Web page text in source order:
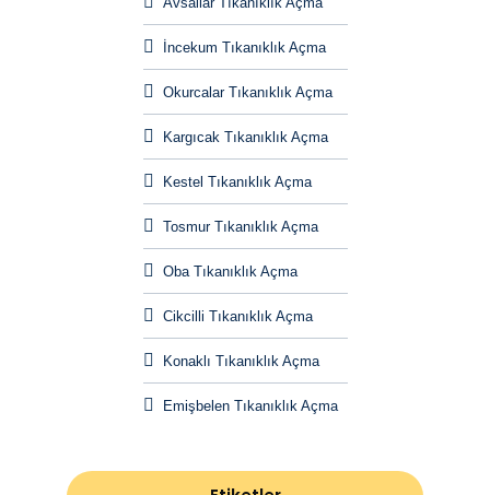
İncekum Tıkanıklık Açma
Okurcalar Tıkanıklık Açma
Kargıcak Tıkanıklık Açma
Kestel Tıkanıklık Açma
Tosmur Tıkanıklık Açma
Oba Tıkanıklık Açma
Cikcilli Tıkanıklık Açma
Konaklı Tıkanıklık Açma
Emişbelen Tıkanıklık Açma